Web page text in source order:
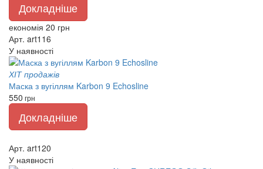
Докладніше
економія 20 грн
Арт. art116
У наявності
ХІТ продажів
Маска з вугіллям Karbon 9 Echosline
550 грн
Докладніше
Арт. art120
У наявності